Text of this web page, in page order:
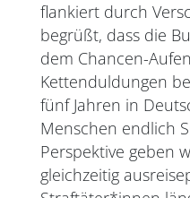
flankiert durch
begrüßt, dass die
dem Chancen-
Kettenduldungen
fünf Jahren in
Menschen endlich
Perspektive geben
gleichzeitig